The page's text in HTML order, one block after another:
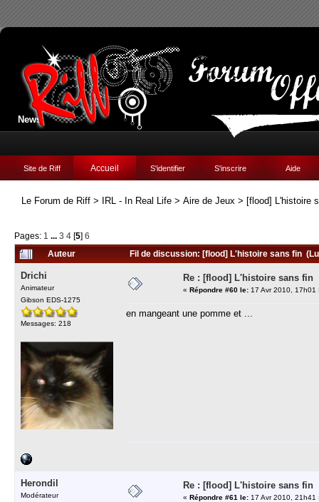
News:
Site de Riff Accueil S'identifier S'inscrire Aide
Le Forum de Riff > IRL - In Real Life > Aire de Jeux > [flood] L'histoire
Pages: 1 ... 3 4 [5] 6
Auteur
Fil de discussion: [flood] L'histoire sans fin
Drichi
Animateur
Gibson EDS-1275
Messages: 218
Re : [flood] L'histoire sans fin
« Répondre #60 le: 17 Avr 2010, 17h01
en mangeant une pomme et ...
Herondil
Modérateur
Re : [flood] L'histoire sans fin
« Répondre #61 le: 17 Avr 2010, 21h41